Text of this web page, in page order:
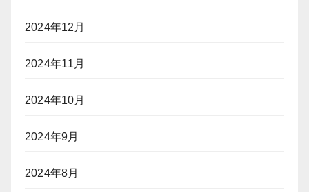
2024年12月
2024年11月
2024年10月
2024年9月
2024年8月